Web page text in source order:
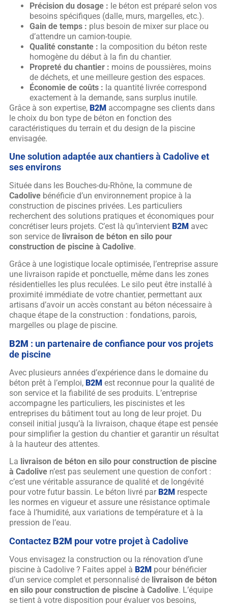
Précision du dosage : le béton est préparé selon vos
besoins spécifiques (dalle, murs, margelles, etc.).
Gain de temps : plus besoin de mixer sur place ou
d’attendre un camion-toupie.
Qualité constante : la composition du béton reste
homogène du début à la fin du chantier.
Propreté du chantier : moins de poussières, moins
de déchets, et une meilleure gestion des espaces.
Économie de coûts : la quantité livrée correspond
exactement à la demande, sans surplus inutile.
Grâce à son expertise, B2Maccompagne ses clients dans
le choix du bon type de béton en fonction des
caractéristiques du terrain et du design de la piscine
envisagée.
Une solution adaptée aux chantiers à Cadolive et
ses environs
Située dans les Bouches-du-Rhône, la commune de
Cadolivebénéficie d’un environnement propice à la
construction de piscines privées. Les particuliers
recherchent des solutions pratiques et économiques pour
concrétiser leurs projets. C’est là qu’intervient B2Mavec
son service de livraison de béton en silo pour
construction de piscine à Cadolive.
Grâce à une logistique locale optimisée, l’entreprise assure
une livraison rapide et ponctuelle, même dans les zones
résidentielles les plus reculées. Le silo peut être installé à
proximité immédiate de votre chantier, permettant aux
artisans d’avoir un accès constant au béton nécessaire à
chaque étape de la construction : fondations, parois,
margelles ou plage de piscine.
B2M : un partenaire de confiance pour vos projets
de piscine
Avec plusieurs années d’expérience dans le domaine du
béton prêt à l’emploi, B2Mest reconnue pour la qualité de
son service et la fiabilité de ses produits. L’entreprise
accompagne les particuliers, les piscinistes et les
entreprises du bâtiment tout au long de leur projet. Du
conseil initial jusqu’à la livraison, chaque étape est pensée
pour simplifier la gestion du chantier et garantir un résultat
à la hauteur des attentes.
La livraison de béton en silo pour construction de piscine
à Cadoliven’est pas seulement une question de confort :
c’est une véritable assurance de qualité et de longévité
pour votre futur bassin. Le béton livré parB2Mrespecte
les normes en vigueur et assure une résistance optimale
face à l’humidité, aux variations de température et à la
pression de l’eau.
Contactez B2M pour votre projet à Cadolive
Vous envisagez la construction ou la rénovation d’une
piscine à Cadolive ? Faites appel à B2Mpour bénéficier
d’un service complet et personnalisé de livraison de béton
en silo pour construction de piscine à Cadolive. L’équipe
se tient à votre disposition pour évaluer vos besoins,